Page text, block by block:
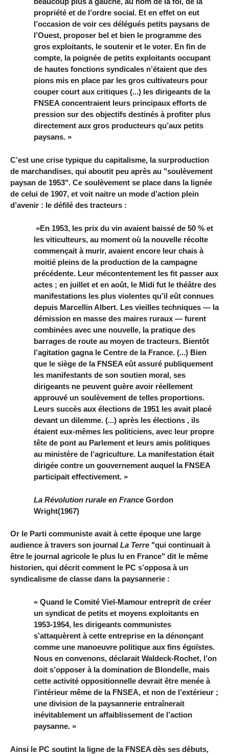
propriété et de l’ordre social. Et en effet on eut
l’occasion de voir ces délégués petits paysans de
l’Ouest, proposer bel et bien le programme des
gros exploitants, le soutenir et le voter. En fin de
compte, la poignée de petits exploitants occupant
de hautes fonctions syndicales n’étaient que des
pions mis en place par les gros cultivateurs pour
couper court aux critiques (...) les dirigeants de la
FNSEA concentraient leurs principaux efforts de
pression sur des objectifs destinés à profiter plus
directement aux gros producteurs qu’aux petits
paysans. »
C’est une crise typique du capitalisme, la surproduction
de marchandises, qui aboutit peu après au "soulèvement
paysan de 1953". Ce soulèvement se place dans la lignée
de celui de 1907, et voit naitre un mode d’action plein
d’avenir : le défilé des tracteurs :
»En 1953, les prix du vin avaient baissé de 50 % et
les viticulteurs, au moment où la nouvelle récolte
commençait à murir, avaient encore leur chais à
moitié pleins de la production de la campagne
précédente. Leur mécontentement les fit passer aux
actes ; en juillet et en août, le Midi fut le théâtre des
manifestations les plus violentes qu’il eût connues
depuis Marcellin Albert. Les vieilles techniques — la
démission en masse des maires ruraux — furent
combinées avec une nouvelle, la pratique des
barrages de route au moyen de tracteurs. Bientôt
l’agitation gagna le Centre de la France. (...) Bien
que le siège de la FNSEA eût assuré publiquement
les manifestants de son soutien moral, ses
dirigeants ne peuvent guère avoir réellement
approuvé un soulèvement de telles proportions.
Leurs succès aux élections de 1951 les avait placé
devant un dilemme. (...) après les élections , ils
étaient eux-mêmes les politiciens, avec leur propre
tête de pont au Parlement et leurs amis politiques
au ministère de l’agriculture. La manifestation était
dirigée contre un gouvernement auquel la FNSEA
participait effectivement. »
La Révolution rurale en FranceGordon
Wright(1967)
Or le Parti communiste avait à cette époque une large
audience à travers son journal La Terre "qui continuait à
être le journal agricole le plus lu en France" dit le même
historien, qui décrit comment le PC s’opposa à un
syndicalisme de classe dans la paysannerie :
« Quand le Comité Viel-Mamour entreprit de créer
un syndicat de petits et moyens exploitants en
1953-1954, les dirigeants communistes
s’attaquèrent à cette entreprise en la dénonçant
comme une manoeuvre politique aux fins égoïstes.
Nous en convenons, déclarait Waldeck-Rochet, l’on
doit s’opposer à la domination de Blondelle, mais
cette activité oppositionnelle devrait être menée à
l’intérieur même de la FNSEA, et non de l’extérieur ;
une division de la paysannerie entraînerait
inévitablement un affaiblissement de l’action
paysanne. »
Ainsi le PC soutint la ligne de la FNSEA dès ses débuts,